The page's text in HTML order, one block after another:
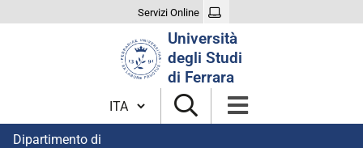
Servizi Online
Università
degli Studi
di Ferrara
Cambia lingua
Dipartimento di